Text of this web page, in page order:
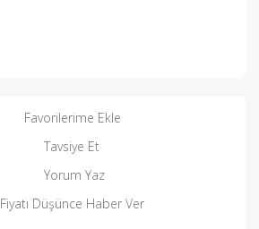
Favorilerime Ekle
Tavsiye Et
Yorum Yaz
Fiyatı Düşünce Haber Ver